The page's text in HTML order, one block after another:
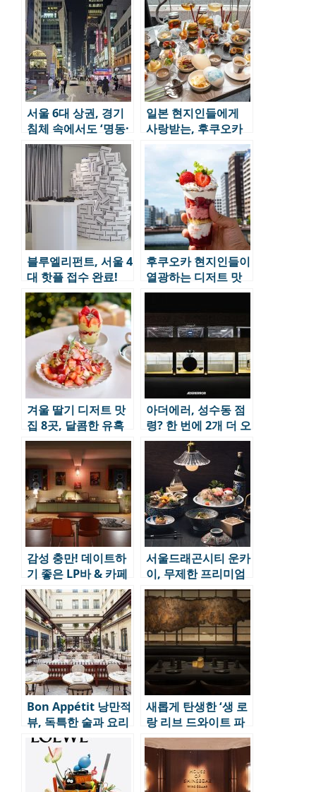
서울 6대 상권, 경기
침체 속에서도 ‘명동·
홍대·한남’은 살아남
았다
일본 현지인들에게
사랑받는, 후쿠오카
디저트 맛집 10 EP.2
블루엘리펀트, 서울 4
대 핫플 접수 완료!
후쿠오카 현지인들이
열광하는 디저트 맛
집, 이곳이 진짜다
겨울 딸기 디저트 맛
집 8곳, 달콤한 유혹
이 시작된다.
아더에러, 성수동 점
령? 한 번에 2개 더 오
픈!
감성 충만! 데이트하
기 좋은 LP바 & 카페
4곳
서울드래곤시티 운카
이, 무제한 프리미엄
사케와 함께하는 술
마카세 3월까지
Bon Appétit 낭만적
뷰, 독특한 술과 요리
로 긴 여운을 남기는
미식 스폿 6
새롭게 탄생한 ‘생 로
랑 리브 드와이트 파
리’ – 패션, 예술, 미식
의 조화